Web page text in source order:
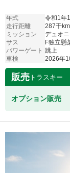
年式
令和1年
走行距離
287千km
ミッション
デュオ
サス
F独立懸
パワーゲート 跳上
車検
2026年
販売 トラスキー
オプション販売